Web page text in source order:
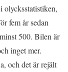
olycksstatistiken,
fem år sedan
500. Bilen är
inget mer.
och det är rejält